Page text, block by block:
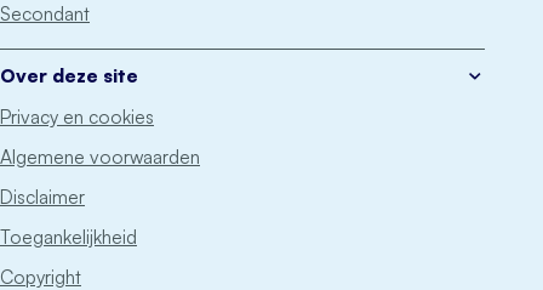
Secondant
Over deze site
Privacy en cookies
Algemene voorwaarden
Disclaimer
Toegankelijkheid
Copyright